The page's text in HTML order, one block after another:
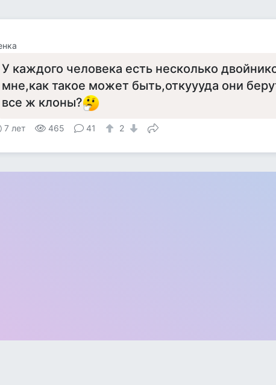
У каждого человека есть несколько
мне,как такое может быть,откуууда они
все ж клоны?
7 лет 465 41 2